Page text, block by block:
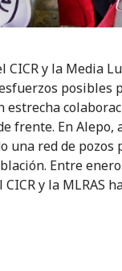
y la Media
posibles
estrecha
frente. En Alepo,
una red de
Entre
y la MLRAS